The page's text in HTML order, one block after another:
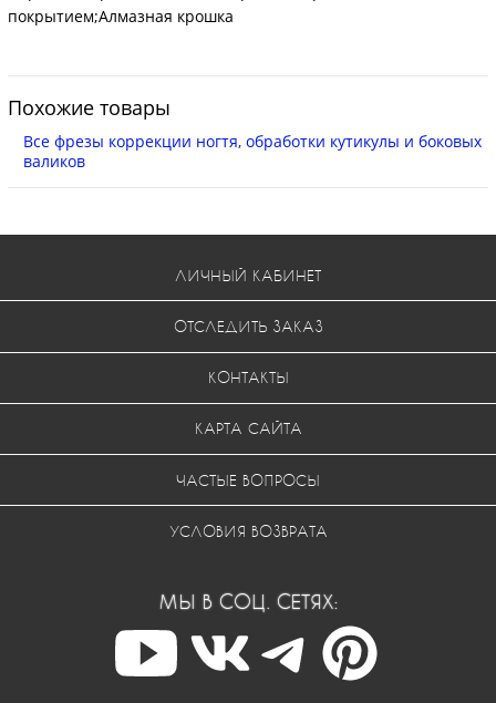
покрытием;Алмазная крошка
Похожие товары
Все фрезы коррекции ногтя, обработки кутикулы и боковых
валиков
ЛИЧНЫЙ КАБИНЕТ
ОТСЛЕДИТЬ ЗАКАЗ
КОНТАКТЫ
КАРТА САЙТА
ЧАСТЫЕ ВОПРОСЫ
УСЛОВИЯ ВОЗВРАТА
МЫ В СОЦ. СЕТЯХ: